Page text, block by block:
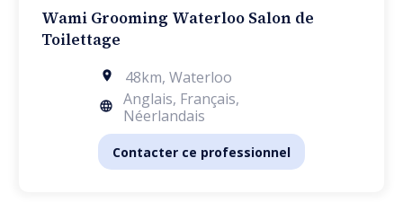
Wami Grooming Waterloo Salon de
Toilettage
48km, Waterloo
Anglais, Français,
Néerlandais
Contacter ce professionnel